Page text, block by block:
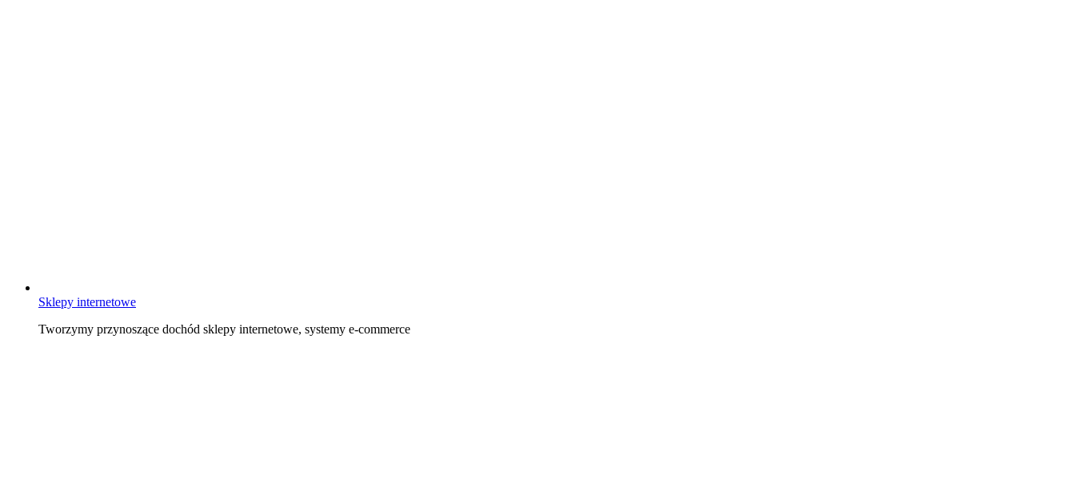
Sklepy internetowe
Tworzymy przynoszące dochód sklepy internetowe, systemy e-commerce